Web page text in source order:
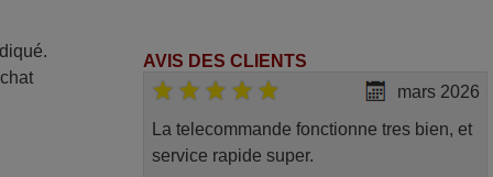
AVIS DES CLIENTS
mars 2026
La telecommande fonctionne tres bien, et
service rapide super.